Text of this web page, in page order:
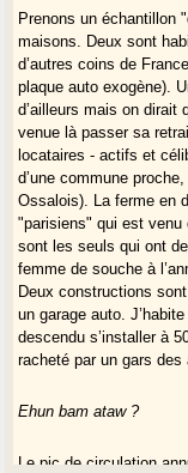
Gasconnades 2019 !
Gascounados de
Lectoure (2018)
Prenons un échantillon
maisons. Deux sont
d’autres coins de
plaque auto exogène).
d’ailleurs mais on dirait
venue là passer sa
locataires - actifs et
d’une commune
Ossalois). La ferme en
"parisiens" qui est venu
sont les seuls qui ont
femme de souche à
Deux constructions
un garage auto.
descendu s’installer à
racheté par un gars des
Ehun bam ataw ?
Le pic de circulation